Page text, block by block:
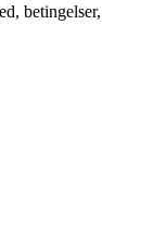
betingelser,